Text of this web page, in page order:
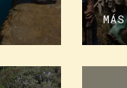
saber más